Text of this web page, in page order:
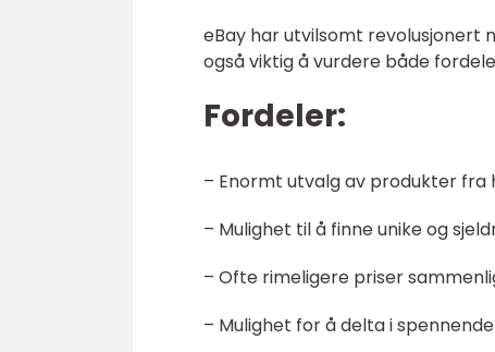
eBay har utvilsomt revolusjonert
også viktig å vurdere både
Fordeler:
– Enormt utvalg av produkter fra
– Mulighet til å finne unike og
– Ofte rimeligere priser
– Mulighet for å delta i